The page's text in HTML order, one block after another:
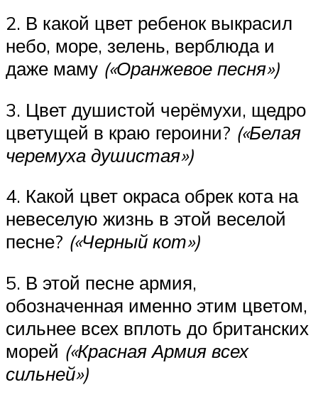
2. В какой цвет ребенок выкрасил
небо, море, зелень, верблюда и
даже маму («Оранжевое песня»)
3. Цвет душистой черёмухи, щедро
цветущей в краю героини? («Белая
черемуха душистая»)
4. Какой цвет окраса обрек кота на
невеселую жизнь в этой веселой
песне? («Черный кот»)
5. В этой песне армия,
обозначенная именно этим цветом,
сильнее всех вплоть до британских
морей («Красная Армия всех
сильней»)